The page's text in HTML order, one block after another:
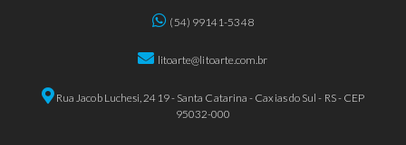
(54) 99141-5348
litoarte@litoarte.com.br
Rua Jacob Luchesi, 2419 - Santa Catarina - Caxias do Sul - RS - CEP
95032-000